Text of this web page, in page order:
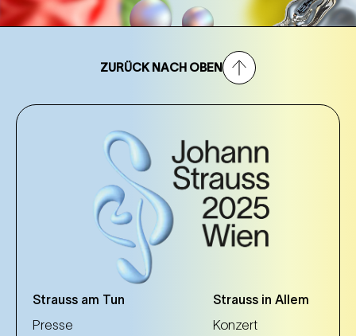
ZURÜCK NACH OBEN
Strauss am Tun
Presse
Strauss in Allem
Konzert